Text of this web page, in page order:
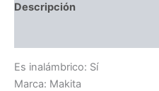
Descripción
Es inalámbrico: Sí
Marca: Makita